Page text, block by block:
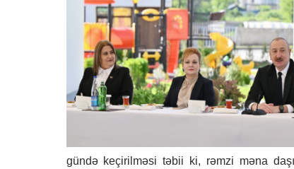
gündə keçirilməsi təbii ki, rəmzi məna